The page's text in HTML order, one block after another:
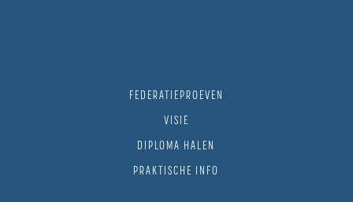
FEDERATIEPROEVEN
VISIE
DIPLOMA HALEN
PRAKTISCHE INFO